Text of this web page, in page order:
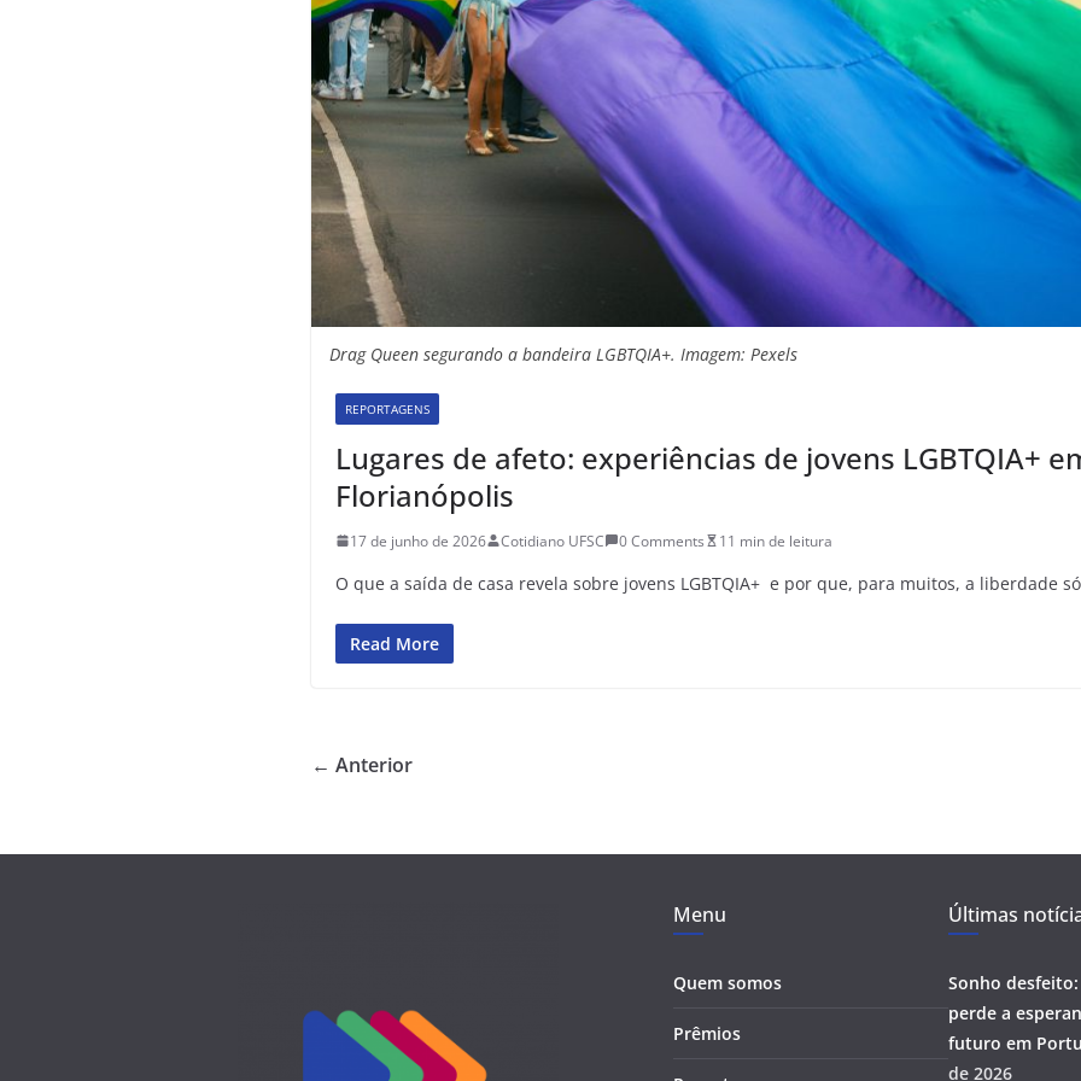
Drag Queen segurando a bandeira LGBTQIA+. Imagem: Pexels
REPORTAGENS
Lugares de afeto: experiências de jovens LGBTQIA+
Florianópolis
17 de junho de 2026 Cotidiano UFSC 0 Comments 11 min de leitura
O que a saída de casa revela sobre jovens LGBTQIA+ e por que, para muitos, a liberdade
Read More
← Anterior
Menu
Quem somos
Prêmios
Últimas
Sonho
perde a
futuro em
de 2026